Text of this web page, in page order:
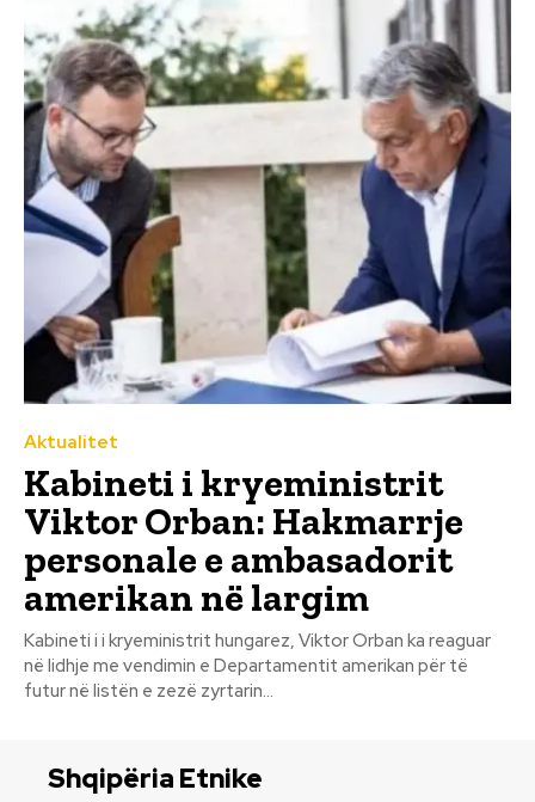
Aktualitet
Kabineti i kryeministrit
Viktor Orban: Hakmarrje
personale e ambasadorit
amerikan në largim
Kabineti i i kryeministrit hungarez, Viktor Orban ka reaguar
në lidhje me vendimin e Departamentit amerikan për të
futur në listën e zezë zyrtarin...
Shqipëria Etnike